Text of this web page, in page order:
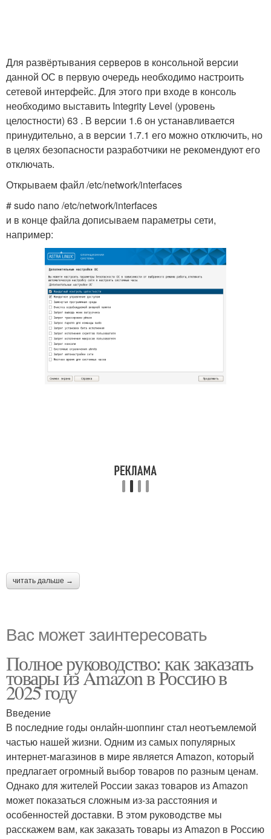
Для развёртывания серверов в консольной версии
данной ОС в первую очередь необходимо настроить
сетевой интерфейс. Для этого при входе в консоль
необходимо выставить Integrity Level (уровень
целостности) 63 . В версии 1.6 он устанавливается
принудительно, а в версии 1.7.1 его можно отключить, но
в целях безопасности разработчики не рекомендуют его
отключать.
Открываем файл /etc/network/interfaces
# sudo nano /etc/network/interfaces
и в конце файла дописываем параметры сети,
например:
читать дальше →
Вас может заинтересовать
Полное руководство: как заказать
товары из Amazon в Россию в
2025 году
Введение
В последние годы онлайн-шоппинг стал неотъемлемой
частью нашей жизни. Одним из самых популярных
интернет-магазинов в мире является Amazon, который
предлагает огромный выбор товаров по разным ценам.
Однако для жителей России заказ товаров из Amazon
может показаться сложным из-за расстояния и
особенностей доставки. В этом руководстве мы
расскажем вам, как заказать товары из Amazon в Россию